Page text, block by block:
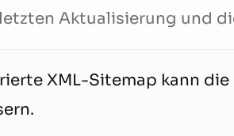
Aktualisierung und
XML-Sitemap kann die